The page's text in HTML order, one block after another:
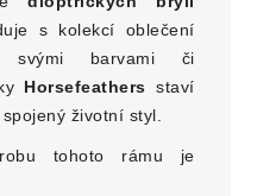
s kolekcí oblečení
barvami či
Horsefeathers staví
životní styl.
tohoto rámu je